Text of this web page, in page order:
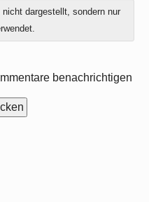
dargestellt, sondern nur
benachrichtigen